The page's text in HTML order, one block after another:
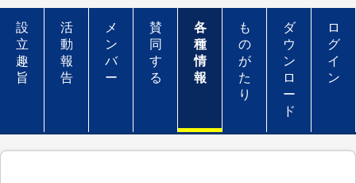
設
立
趣
旨
活
動
報
告
メ
ン
バ
ー
賛
同
す
る
各
種
情
報
も
の
が
た
り
ダ
ウ
ン
ロ
ー
ド
ロ
グ
イ
ン